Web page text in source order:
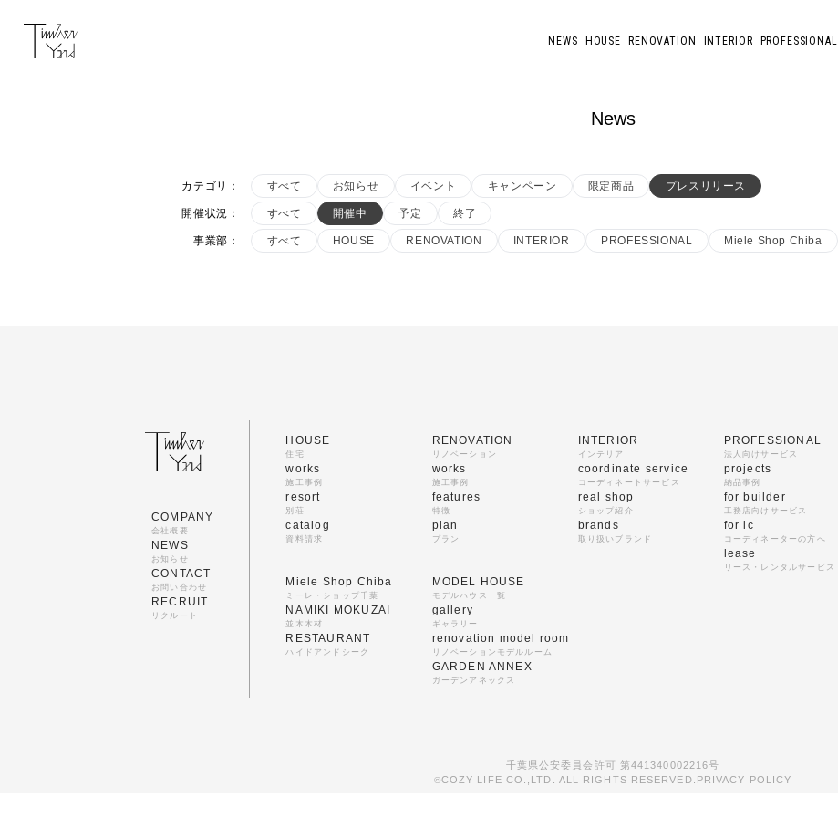
NEWS HOUSE RENOVATION INTERIOR PROFESSIONAL
News
カテゴリ ： すべて お知らせ イベント キャンペーン 限定商品 プレスリリース
開催状況 ： すべて 開催中 予定 終了
事業部 ： すべて HOUSE RENOVATION INTERIOR PROFESSIONAL Miele Shop Chiba
COMPANY
会社概要
NEWS
お知らせ
CONTACT
お問い合わせ
RECRUIT
リクルート
HOUSE
住宅
works
施工事例
resort
別荘
catalog
資料請求
RENOVATION
リノベーション
works
施工事例
features
特徴
plan
プラン
INTERIOR
インテリア
coordinate service
コーディネートサービス
real shop
ショップ紹介
brands
取り扱いブランド
PROFESSIONAL
法人向けサービス
projects
納品事例
for builder
工務店向けサービス
for ic
コーディネーターの方へ
lease
リース・レンタルサービス
Miele Shop Chiba
ミーレ・ショップ千葉
NAMIKI MOKUZAI
並木木材
RESTAURANT
ハイドアンドシーク
MODEL HOUSE
モデルハウス一覧
gallery
ギャラリー
renovation model room
リノベーションモデルルーム
GARDEN ANNEX
ガーデンアネックス
千葉県公安委員会許可 第441340002216号
©COZY LIFE CO.,LTD. ALL RIGHTS RESERVED. PRIVACY POLICY